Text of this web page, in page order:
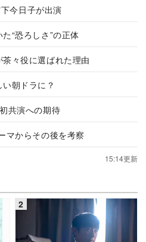
今日子が出演
“恐ろしさ”の正体
茶々役に選ばれた理由
い朝ドラに？
共演への期待
マからその後を考察
15:14更新